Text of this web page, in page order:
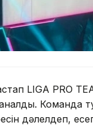
LIGA PRO
Команда
дәлелдеп,